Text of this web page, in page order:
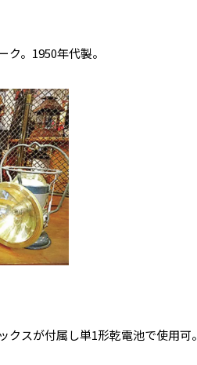
。1950年代製。
スが付属し単1形乾電池で使用可。